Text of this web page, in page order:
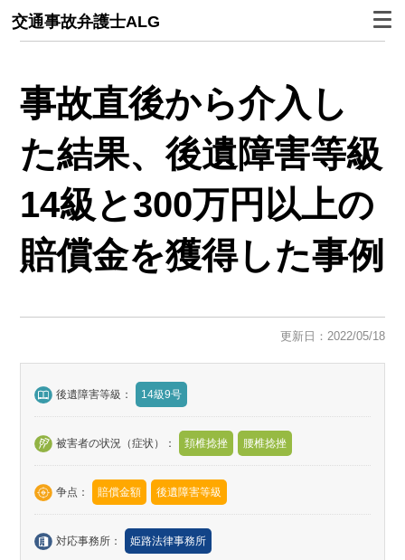
交通事故弁護士ALG
事故直後から介入し
た結果、後遺障害等級
14級と300万円以上の
賠償金を獲得した事例
更新日：2022/05/18
後遺障害等級： 14級9号
被害者の状況（症状）： 頚椎捻挫 腰椎捻挫
争点： 賠償金額 後遺障害等級
対応事務所： 姫路法律事務所